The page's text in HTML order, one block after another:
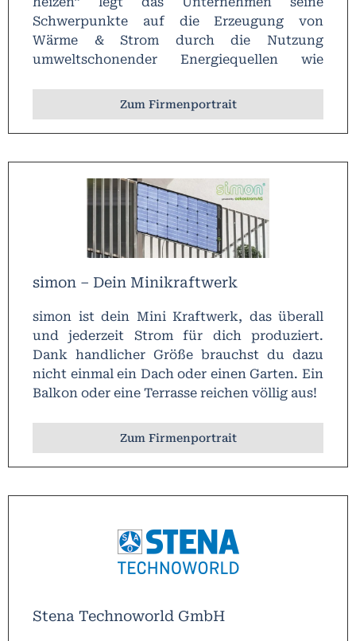
Schwerpunkte auf die Erzeugung von
Wärme & Strom durch die Nutzung
umweltschonender Energiequellen wie
ergeben sich auch die vier Produktbereiche
Naturkraftheizung, Wärmepumpe,
Solarthermie und Photovoltaik.
Zum Firmenportrait
simon – Dein Minikraftwerk
simon ist dein Mini Kraftwerk, das überall
und jederzeit Strom für dich produziert.
Dank handlicher Größe brauchst du dazu
nicht einmal ein Dach oder einen Garten. Ein
Balkon oder eine Terrasse reichen völlig aus!
Zum Firmenportrait
Stena Technoworld GmbH